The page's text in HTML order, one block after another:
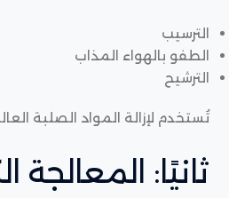
الترسيب
الطفو بالهواء المذاب
الترشيح
تُستخدم لإزالة المواد الصلبة
ثانيًا: المعالجة